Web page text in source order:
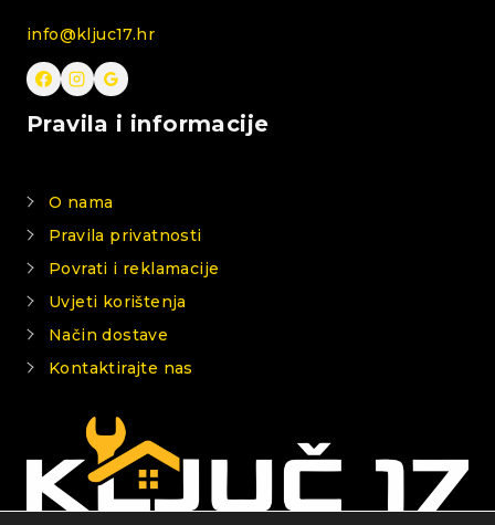
info@kljuc17.hr
Pravila i informacije
O nama
Pravila privatnosti
Povrati i reklamacije
Uvjeti korištenja
Način dostave
Kontaktirajte nas